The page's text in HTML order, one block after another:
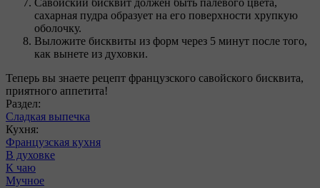
Савойский бисквит должен быть палевого цвета,
сахарная пудра образует на его поверхности хрупкую
оболочку.
Выложите бисквиты из форм через 5 минут после того,
как вынете из духовки.
Теперь вы знаете рецепт французского савойского бисквита,
приятного аппетита!
Раздел:
Сладкая выпечка
Кухня:
Французская кухня
В духовке
К чаю
Мучное